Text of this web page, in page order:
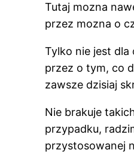
Tutaj mozna
przez mozna o
Tylko nie jest dla
przez o tym, co
zawsze dzisiaj
Nie brakuje
przypadku,
przystosowanej